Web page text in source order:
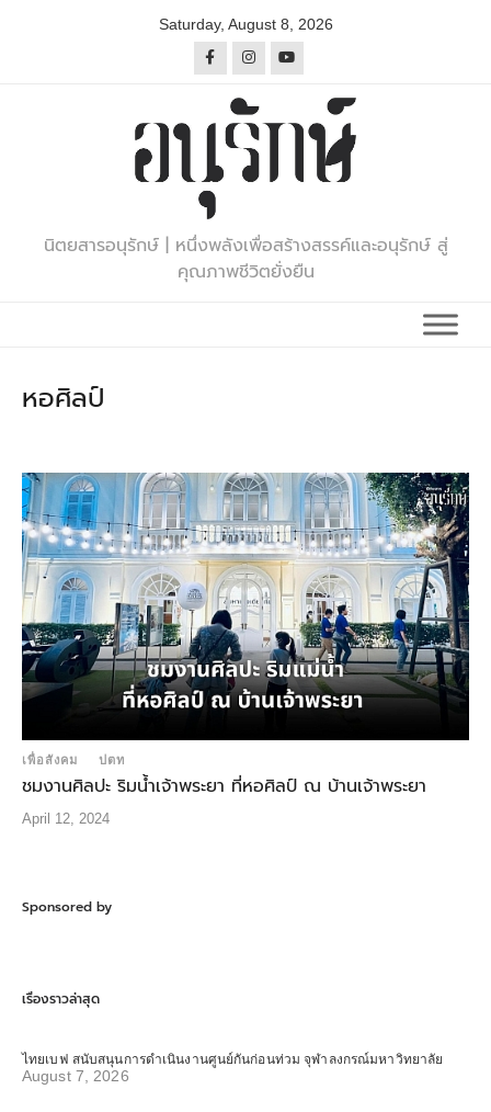
Saturday, August 8, 2026
นิตยสารอนุรักษ์ | หนึ่งพลังเพื่อสร้างสรรค์และอนุรักษ์ สู่
คุณภาพชีวิตยั่งยืน
หอศิลป์
เพื่อสังคม ปตท
ชมงานศิลปะ ริมน้ำเจ้าพระยา ที่หอศิลป์ ณ บ้านเจ้าพระยา
April 12, 2024
Sponsored by
เรื่องราวล่าสุด
ไทยเบฟ สนับสนุนการดำเนินงานศูนย์กันก่อนท่วม จุฬาลงกรณ์มหาวิทยาลัย
August 7, 2026